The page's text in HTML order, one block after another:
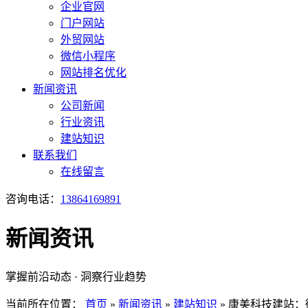
企业官网
门户网站
外贸网站
微信小程序
网站排名优化
新闻资讯
公司新闻
行业资讯
建站知识
联系我们
在线留言
咨询电话： 13864169891
新闻资讯
掌握前沿动态 · 洞察行业趋势
当前所在位置： 首页 » 新闻资讯 » 建站知识 » 康美科技建站